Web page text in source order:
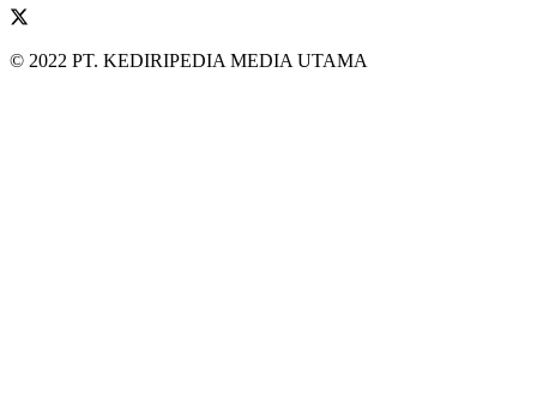
© 2022 PT. KEDIRIPEDIA MEDIA UTAMA